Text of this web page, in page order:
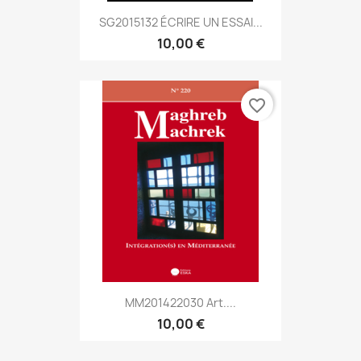
SG2015132 ÉCRIRE UN ESSAI...
10,00 €
MM201422030 Art....
10,00 €
favorite_border